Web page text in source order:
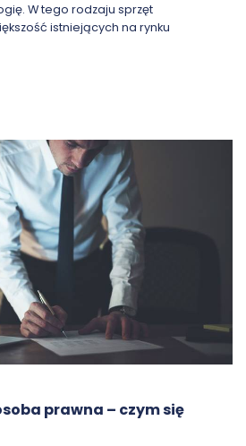
W tego rodzaju sprzęt
istniejących na rynku
prawna – czym się